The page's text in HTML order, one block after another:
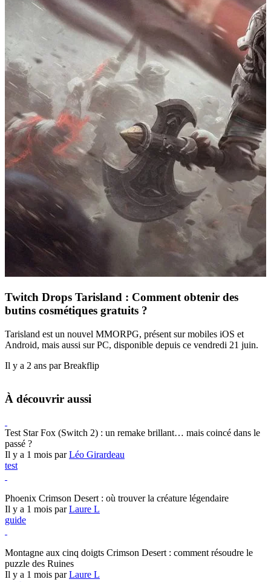
Twitch Drops Tarisland : Comment obtenir des
butins cosmétiques gratuits ?
Tarisland est un nouvel MMORPG, présent sur mobiles iOS et
Android, mais aussi sur PC, disponible depuis ce vendredi 21 juin.
Il y a 2 ans par Breakflip
À découvrir aussi
Test Star Fox (Switch 2) : un remake brillant… mais coincé dans le
passé ?
Il y a 1 mois parLéo Girardeau
test
Phoenix Crimson Desert : où trouver la créature légendaire
Il y a 1 mois parLaure L
guide
Montagne aux cinq doigts Crimson Desert : comment résoudre le
puzzle des Ruines
Il y a 1 mois parLaure L